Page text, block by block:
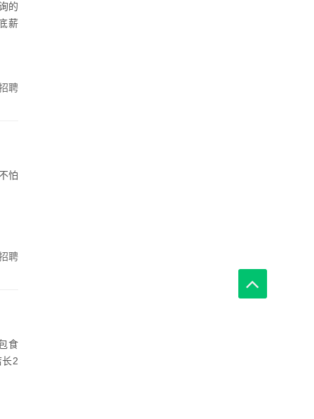
的
薪
聘
怕
聘
食
2